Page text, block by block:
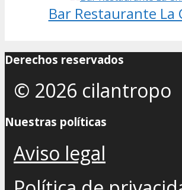
Bar Restaurante La
Derechos reservados
© 2026 cilantropo
Nuestras políticas
Aviso legal